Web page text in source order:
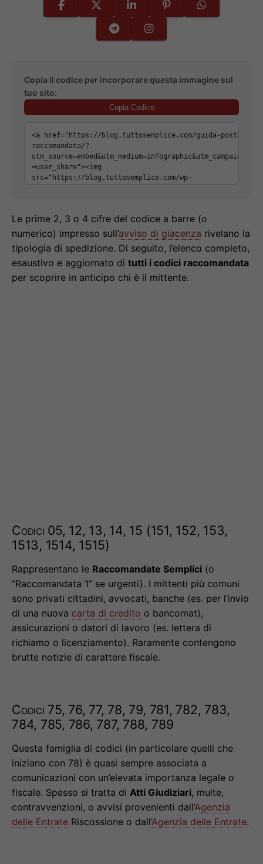
Copia il codice per incorporare questa immagine sul
tuo sito:
Copia Codice
Le prime 2, 3 o 4 cifre del codice a barre (o
numerico) impresso sull’avviso di giacenza rivelano la
tipologia di spedizione. Di seguito, l’elenco completo,
esaustivo e aggiornato di tutti i codici raccomandata
per scoprire in anticipo chi è il mittente.
Codici 05, 12, 13, 14, 15 (151, 152, 153,
1513, 1514, 1515)
Rappresentano le Raccomandate Semplici (o
“Raccomandata 1” se urgenti). I mittenti più comuni
sono privati cittadini, avvocati, banche (es. per l’invio
di una nuova carta di credito o bancomat),
assicurazioni o datori di lavoro (es. lettera di
richiamo o licenziamento). Raramente contengono
brutte notizie di carattere fiscale.
Codici 75, 76, 77, 78, 79, 781, 782, 783,
784, 785, 786, 787, 788, 789
Questa famiglia di codici (in particolare quelli che
iniziano con 78) è quasi sempre associata a
comunicazioni con un’elevata importanza legale o
fiscale. Spesso si tratta di Atti Giudiziari, multe,
contravvenzioni, o avvisi provenienti dall’Agenzia
delle Entrate Riscossione o dall’Agenzia delle Entrate.